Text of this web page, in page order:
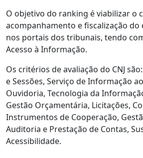
O objetivo do ranking é viabilizar o
acompanhamento e fiscalização do
nos portais dos tribunais, tendo
Acesso à Informação.
Os critérios de avaliação do CNJ
e Sessões, Serviço de Informação
Ouvidoria, Tecnologia da
Gestão Orçamentária, Licitações,
Instrumentos de Cooperação,
Auditoria e Prestação de Contas,
Acessibilidade.